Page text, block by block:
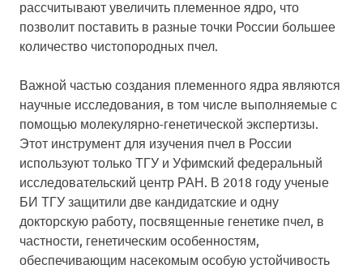
рассчитывают увеличить племенное ядро, что
позволит поставить в разные точки России большее
количество чистопородных пчел.
Важной частью создания племенного ядра являются
научные исследования, в том числе выполняемые с
помощью молекулярно-генетической экспертизы.
Этот инструмент для изучения пчел в России
используют только ТГУ и Уфимский федеральный
исследовательский центр РАН. В 2018 году ученые
БИ ТГУ защитили две кандидатские и одну
докторскую работу, посвященные генетике пчел, в
частности, генетическим особенностям,
обеспечивающим насекомым особую устойчивость